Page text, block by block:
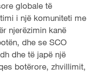
globale të
i një komuniteti me
njerëzimin kanë
dhe se SCO
dhe të japë një
botërore, zhvillimit,